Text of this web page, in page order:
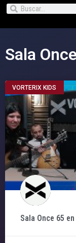
Sala
VORTERIX KIDS
Sala Once 65